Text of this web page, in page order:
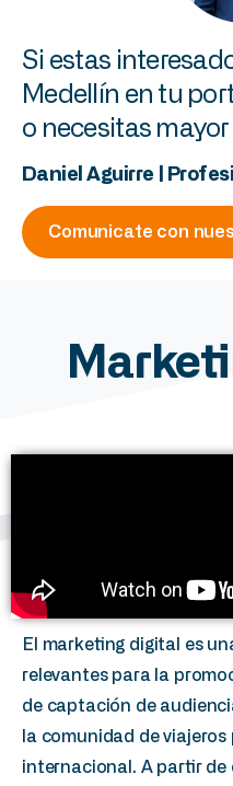
Si estas
Medellín en tu
o necesitas mayor
Daniel Aguirre
Comunicate con
El marketing digital es
relevantes para la
de captación de
la comunidad de viajeros
internacional. A partir de